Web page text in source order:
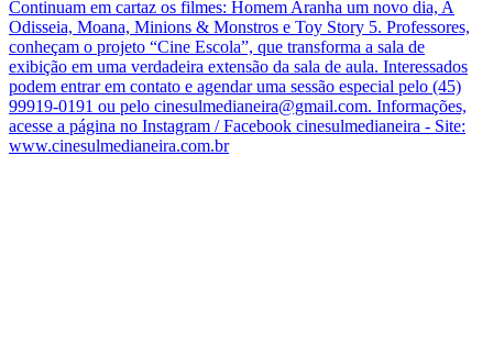
Continuam em cartaz os filmes: Homem Aranha um novo dia, A
Odisseia, Moana, Minions & Monstros e Toy Story 5. Professores,
conheçam o projeto “Cine Escola”, que transforma a sala de
exibição em uma verdadeira extensão da sala de aula. Interessados
podem entrar em contato e agendar uma sessão especial pelo (45)
99919-0191 ou pelo cinesulmedianeira@gmail.com. Informações,
acesse a página no Instagram / Facebook cinesulmedianeira - Site:
www.cinesulmedianeira.com.br